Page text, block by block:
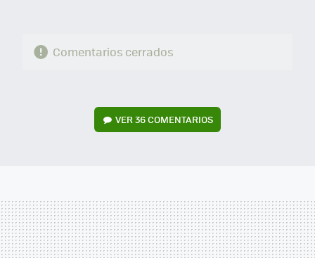
Comentarios cerrados
VER36 COMENTARIOS